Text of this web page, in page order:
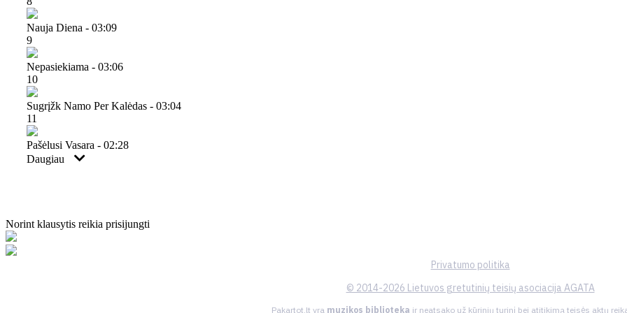
Nauja Diena - 03:09
9
Nepasiekiama - 03:06
10
Sugrįžk Namo Per Kalėdas - 03:04
11
Pašėlusi Vasara - 02:28
Daugiau
Norint klausytis reikia prisijungti
Privatumo politika
© 2014-2026 Lietuvos gretutinių teisių asociacija AGATA
Pakartot.lt yra muzikos biblioteka ir neatsako už kūrinių turinį bei atitikimą teisės aktų